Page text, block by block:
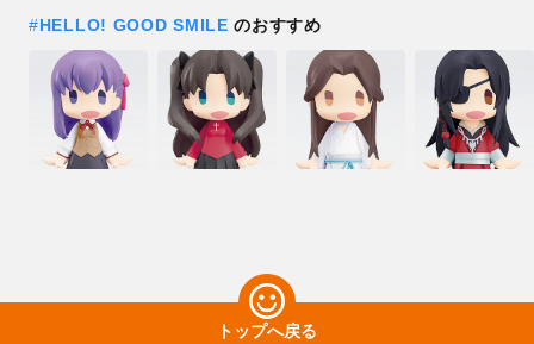
#HELLO! GOOD SMILE のおすすめ
トップへ戻る